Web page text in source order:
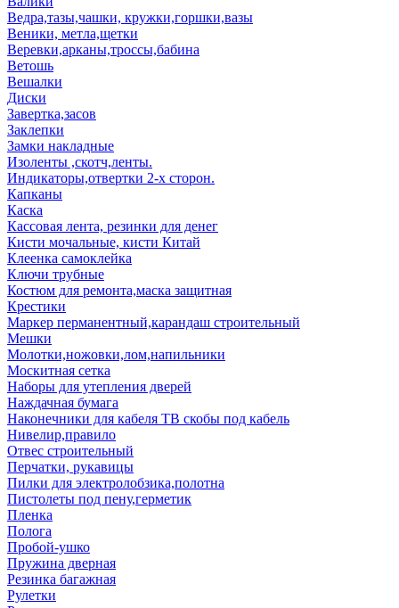
Ведра,тазы,чашки, кружки,горшки,вазы
Веники, метла,щетки
Веревки,арканы,троссы,бабина
Ветошь
Вешалки
Диски
Завертка,засов
Заклепки
Замки накладные
Изоленты ,скотч,ленты.
Индикаторы,отвертки 2-х сторон.
Капканы
Каска
Кассовая лента, резинки для денег
Кисти мочальные, кисти Китай
Клеенка самоклейка
Ключи трубные
Костюм для ремонта,маска защитная
Крестики
Маркер перманентный,карандаш строительный
Мешки
Молотки,ножовки,лом,напильники
Москитная сетка
Наборы для утепления дверей
Наждачная бумага
Наконечники для кабеля ТВ скобы под кабель
Нивелир,правило
Отвес строительный
Перчатки, рукавицы
Пилки для электролобзика,полотна
Пистолеты под пену,герметик
Пленка
Полога
Пробой-ушко
Пружина дверная
Резинка багажная
Рулетки